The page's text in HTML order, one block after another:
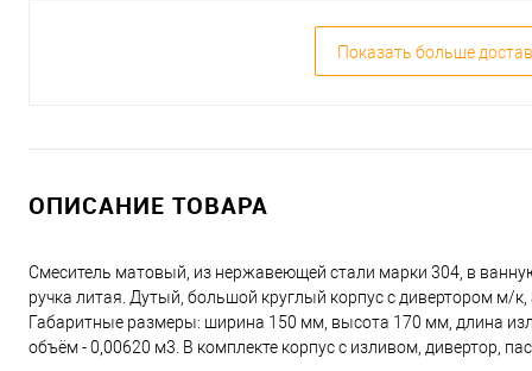
Показать больше
ОПИСАНИЕ ТОВАРА
Смеситель матовый, из нержавеющей стали марки 304, в
ручка литая. Дутый, большой круглый корпус с дивертором м/
Габаритные размеры: ширина 150 мм, высота 170 мм, длина
объём - 0,00620 м3. В комплекте корпус с изливом, дивертор,